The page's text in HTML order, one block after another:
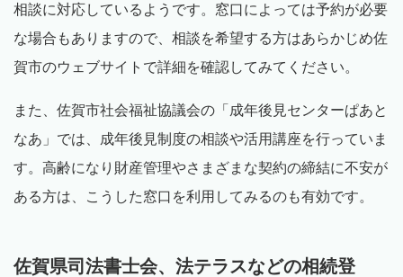
相談に対応しているようです。窓口によっては予約が必要
な場合もありますので、相談を希望する方はあらかじめ佐
賀市のウェブサイトで詳細を確認してみてください。
また、佐賀市社会福祉協議会の「成年後見センターぱあと
なあ」では、成年後見制度の相談や活用講座を行っていま
す。高齢になり財産管理やさまざまな契約の締結に不安が
ある方は、こうした窓口を利用してみるのも有効です。
佐賀県司法書士会、法テラスなどの相続登